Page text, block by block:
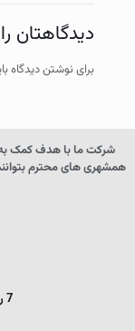
دیدگاهتان
برای نوشتن دیدگاه
شرکت ما با هدف کمک به
همشهری های محترم
7 روز هفته در خدمت شما هستیم.